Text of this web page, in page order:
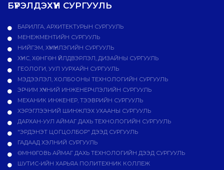
БҮРЭЛДЭХҮҮН СУРГУУЛЬ
БАРИЛГА, АРХИТЕКТУРЫН СУРГУУЛЬ
МЕНЕЖМЕНТИЙН СУРГУУЛЬ
НИЙГЭМ, ХҮМҮҮНЛЭГИЙН СУРГУУЛЬ
ХҮНС, ХӨНГӨН ҮЙЛДВЭРЛЭЛ, ДИЗАЙНЫ СУРГУУЛЬ
ГЕОЛОГИ, УУЛ УУРХАЙН СУРГУУЛЬ
МЭДЭЭЛЭЛ, ХОЛБООНЫ ТЕХНОЛОГИЙН СУРГУУЛЬ
ЭРЧИМ ХҮЧНИЙ ИНЖЕНЕРЧЛЭЛИЙН СУРГУУЛЬ
МЕХАНИК ИНЖЕНЕР, ТЭЭВРИЙН СУРГУУЛЬ
ХЭРЭГЛЭЭНИЙ ШИНЖЛЭХ УХААНЫ СУРГУУЛЬ
ДАРХАН-УУЛ АЙМАГ ДАХЬ ТЕХНОЛОГИЙН СУРГУУЛЬ
"ЭРДЭНЭТ ЦОГЦОЛБОР" ДЭЭД СУРГУУЛЬ
ГАДААД ХЭЛНИЙ СУРГУУЛЬ
ӨМНӨГОВЬ АЙМАГ ДАХЬ ТЕХНОЛОГИЙН ДЭЭД СУРГУУЛЬ
ШУТИС-ИЙН ХАРЬЯА ПОЛИТЕХНИК КОЛЛЕЖ